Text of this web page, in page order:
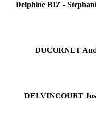
Delphine BIZ -
DUCORNET
DELVINCOURT